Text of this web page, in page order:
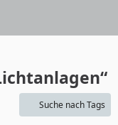
Suche nach Tags